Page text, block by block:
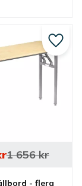
och skolbord
- flera
1 656kr
Lägg